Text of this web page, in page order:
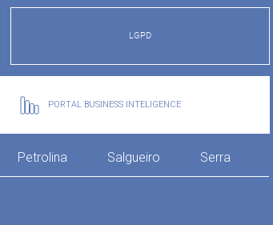
LGPD
PORTAL BUSINESS INTELIGENCE
Petrolina Salgueiro Serra